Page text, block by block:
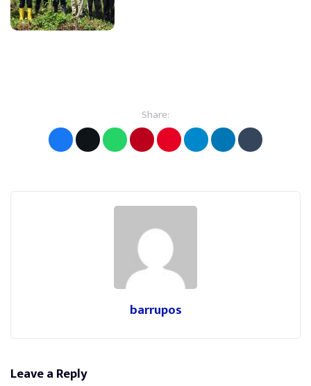
Share:
barrupos
Leave a Reply